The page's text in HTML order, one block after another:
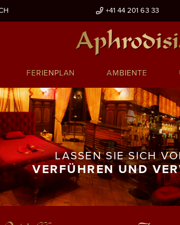
+41 44 201 63 33
FERIENPLAN AMBIENTE
LASSEN SIE SICH
VERFÜHREN UND